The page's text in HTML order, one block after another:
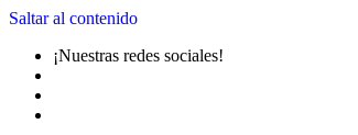
Saltar al contenido
¡Nuestras redes sociales!